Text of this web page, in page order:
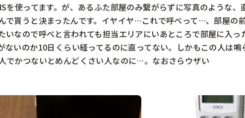
使ってます。が、あるふた部屋のみ繋がらずに写真のような、
で貰うと決まったんです。イヤイヤ…これで呼べって…、部屋の
いなので呼べと言われても担当エリアにいあところで部屋に入っ
ないのか10日くらい経ってるのに直ってない。しかもこの人は鳴
でかつないとめんどくさい人なのに…。なおさらウザい